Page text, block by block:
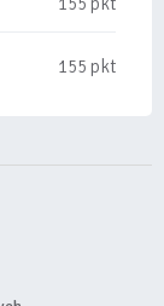
155 pkt